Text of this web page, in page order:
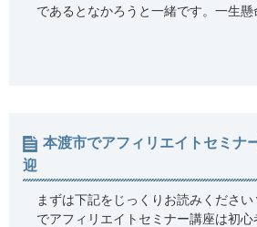
であるとなかろうと一緒です。一生懸
本渡市でアフィリエイトセミナ
迎
まずは下記をじっくりお読みくだ
でアフィリエイトセミナー講座は初